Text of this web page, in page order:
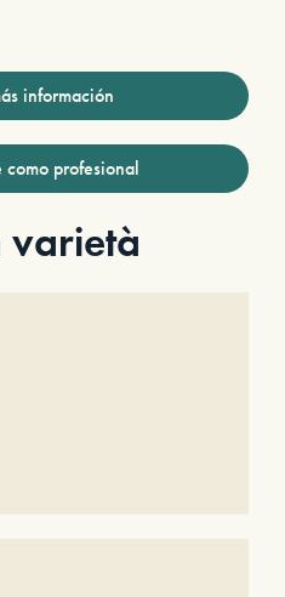
información
como profesional
varietà